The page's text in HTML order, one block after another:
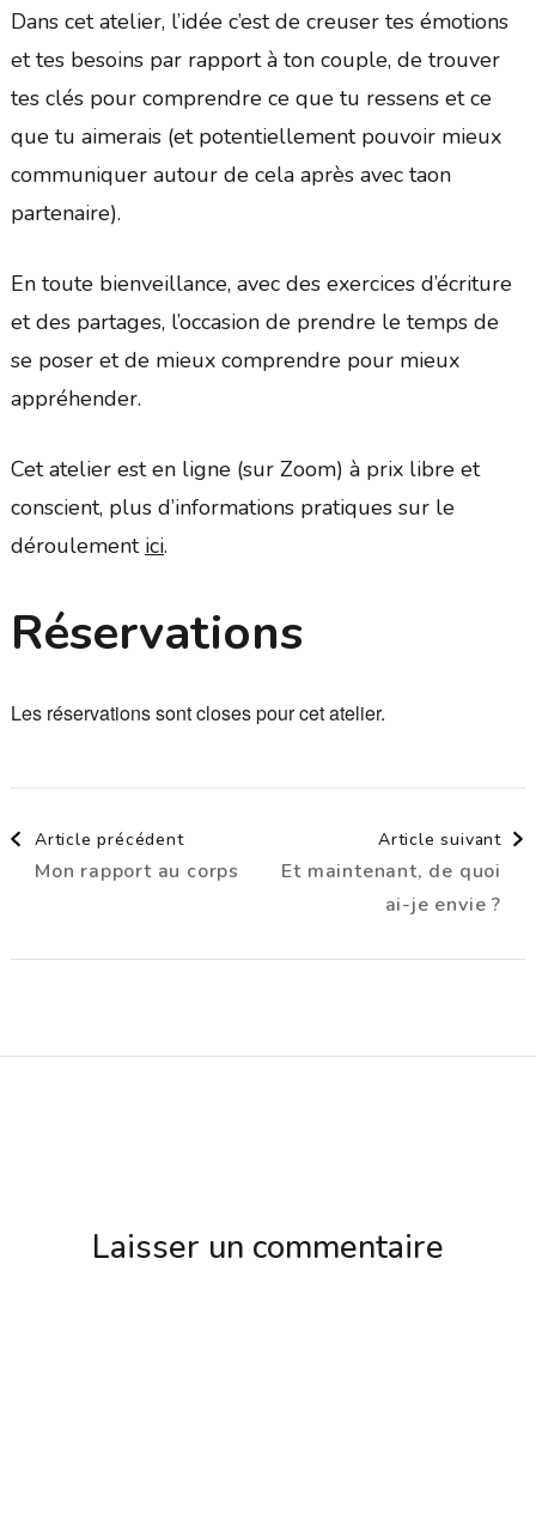
Dans cet atelier, l’idée c’est de creuser tes émotions
et tes besoins par rapport à ton couple, de trouver
tes clés pour comprendre ce que tu ressens et ce
que tu aimerais (et potentiellement pouvoir mieux
communiquer autour de cela après avec taon
partenaire).
En toute bienveillance, avec des exercices d’écriture
et des partages, l’occasion de prendre le temps de
se poser et de mieux comprendre pour mieux
appréhender.
Cet atelier est en ligne (sur Zoom) à prix libre et
conscient, plus d’informations pratiques sur le
déroulement ici.
Réservations
Les réservations sont closes pour cet atelier.
Navigation
d'article
Article précédent
Mon rapport au corps
Article suivant
Et maintenant, de quoi
ai-je envie ?
Laisser un commentaire